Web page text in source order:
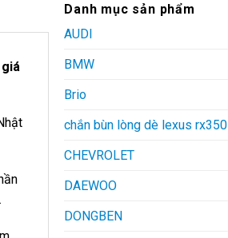
Danh mục sản phẩm
AUDI
BMW
Brio
chắn bùn lòng dè lexus rx350
CHEVROLET
DAEWOO
DONGBEN